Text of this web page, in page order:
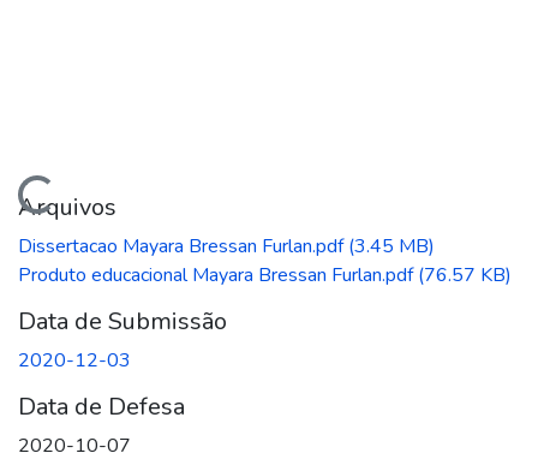
Arquivos
Dissertacao Mayara Bressan Furlan.pdf(3.45 MB)
Produto educacional Mayara Bressan Furlan.pdf(76.57 KB)
Data de Submissão
2020-12-03
Data de Defesa
2020-10-07